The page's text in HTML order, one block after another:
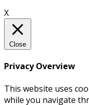
X
Close
Privacy Overview
This website uses
while you navigate